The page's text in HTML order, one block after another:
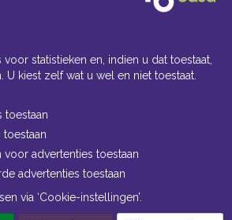
Kantoor
uur
Magazijn
statistieken en, indien u dat toestaat,
U kiest zelf wat u wel en niet toestaat.
toestaan
voor advertenties toestaan
advertenties toestaan
via ‘Cookie-instellingen’.